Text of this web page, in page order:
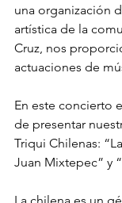
una organización
artística de la
Cruz, nos
actuaciones de
En este concierto
de presentar
Triqui Chilenas:
Juan Mixtepec” y